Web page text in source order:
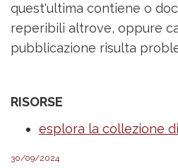
quest'ultima contiene o
reperibili altrove, oppure
pubblicazione risulta
RISORSE
esplora la collezione
30/09/2024